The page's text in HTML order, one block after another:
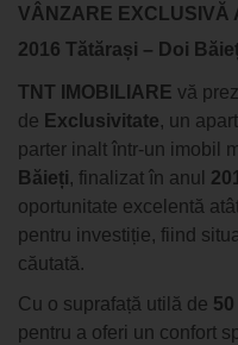
VÂNZARE EXCLUSIVĂ
2016 Tătărași – Doi
TNT IMOBILIARE vă
de Exclusivitate, un
parter inalt într-un imobil
Băieți, finalizat în anul
oportunitate excelentă
pentru investiție, fiind
căutată.
Cu o suprafață utilă de
pentru a oferi un confort